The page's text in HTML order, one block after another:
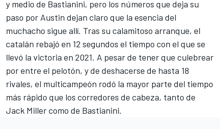
y medio de Bastianini, pero los números que deja su
paso por Austin dejan claro que la esencia del
muchacho sigue allí. Tras su calamitoso arranque, el
catalán rebajó en 12 segundos el tiempo con el que se
llevó la victoria en 2021. A pesar de tener que culebrear
por entre el pelotón, y de deshacerse de hasta 18
rivales, el multicampeón rodó la mayor parte del tiempo
más rápido que los corredores de cabeza, tanto de
Jack Millercomo de Bastianini.